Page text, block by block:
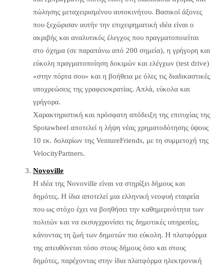
πώλησης μεταχειρισμένου αυτοκινήτου. Βασικοί άξονες
που ξεχώρισαν αυτήν την επιχειρηματική ιδέα είναι ο
ακριβής και αναλυτικός έλεγχος που πραγματοποιείται
στο όχημα (σε παραπάνω από 200 σημεία), η γρήγορη και
εύκολη πραγματοποίηση δοκιμών και ελέγχων (test drive)
«στην πόρτα σου» και η βοήθεια με όλες τις διαδικαστικές
υποχρεώσεις της γραφειοκρατίας. Απλά, εύκολα και
γρήγορα.
Χαρακτηριστική και πρόσφατη απόδειξη της επιτυχίας της
Spotawheel αποτελεί η λήψη νέας χρηματοδότησης ύψους
10 εκ. δολαρίων της VentureFriends, με τη συμμετοχή της
VelocityPartners.
Novoville
H ιδέα της Novoville είναι να στηρίξει δήμους και
δημότες. Η ίδια αποτελεί μια ελληνική νεοφυή εταιρεία
που ως στόχο έχει να βοηθήσει την καθημερινότητα των
πολιτών και να εκσυγχρονίσει τις δημοτικές υπηρεσίες,
κάνοντας τη ζωή των δημοτών πιο εύκολη. Η πλατφόρμα
της απευθύνεται τόσο στους δήμους όσο και στους
δημότες, παρέχοντας στην ίδια πλατφόρμα ηλεκτρονική